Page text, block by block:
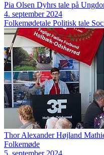
Pia Olsen Dyhrs tale på
4. september 2024
Folkemødetale Politisk tale
Thor Alexander Højland
Folkemøde
5. september 2024